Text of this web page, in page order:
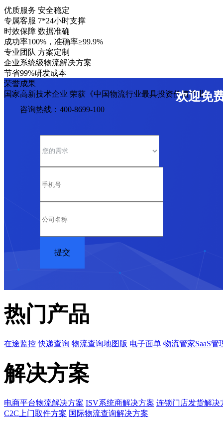
优质服务 安全稳定
专属客服 7*24小时支撑
时效保障 数据准确
成功率100%，准确率≥99.9%
专业团队 方案定制
企业系统级物流解决方案
节省99%研发成本
荣誉成果
国家高新技术企业 荣获《中国物流行业最具投资价值企业》
欢迎免
咨询热线：400-8699-100
热门产品
在途监控 快递查询 物流查询地图版 电子面单 物流管家SaaS管
解决方案
电商平台物流解决方案 ISV系统商解决方案 连锁门店发货解决
C2C上门取件方案 国际物流查询解决方案